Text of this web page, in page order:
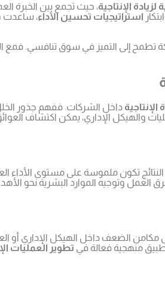
الإنتاجية، حيث تجمع بين الخبرة
استراتيجيات تحسين الأداء، ساعدت
تطمح إلى التميز في سوق تنافسي. فمع
داخل الشركات. ففهم جذور
والهيكل الإداري، يمكن اكتشاف
تكون ملموسة على مستوى الأداء
العمل وتوجيه الموارد البشرية نحو
الضعف داخل الهيكل الإداري أو
منهجية فعالة في تطوير العمليات